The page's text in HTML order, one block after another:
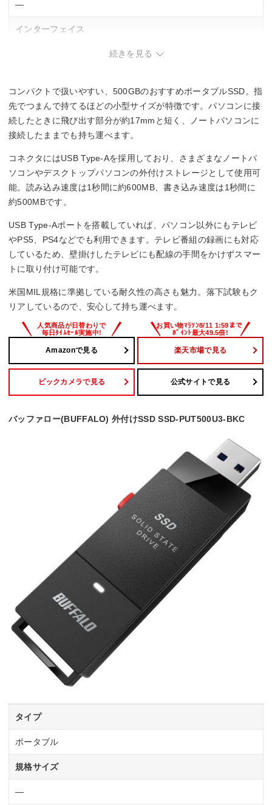
―
インターフェイス
―
読込速度
600 MB/s
書込速度
500 MB/s
続きを見る
コンパクトで扱いやすい、500GBのおすすめポータブルSSD。指
先でつまんで持てるほどの小型サイズが特徴です。パソコンに接
続したときに飛び出す部分が約17mmと短く、ノートパソコンに
接続したままでも持ち運べます。
コネクタにはUSB Type-Aを採用しており、さまざまなノートパ
ソコンやデスクトップパソコンの外付けストレージとして使用可
能。読み込み速度は1秒間に約600MB、書き込み速度は1秒間に
約500MBです。
USB Type-Aポートを搭載していれば、パソコン以外にもテレビ
やPS5、PS4などでも利用できます。テレビ番組の録画にも対応
しているため、壁掛けしたテレビにも配線の手間をかけずスマー
トに取り付け可能です。
米国MIL規格に準拠している耐久性の高さも魅力。落下試験もク
リアしているので、安心して持ち運べます。
Amazonで見る 楽天市場で見る
ビックカメラで見る 公式サイトで見る
バッファロー(BUFFALO) 外付けSSD SSD-PUT500U3-BKC
タイプ
ポータブル
規格サイズ
―